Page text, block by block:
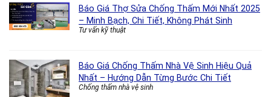
Báo Giá Thợ Sửa Chống Thấm Mới Nhất 2025
– Minh Bạch, Chi Tiết, Không Phát Sinh
Tư vấn kỹ thuật
Báo Giá Chống Thấm Nhà Vệ Sinh Hiệu Quả
Nhất – Hướng Dẫn Từng Bước Chi Tiết
Chống thấm nhà vệ sinh